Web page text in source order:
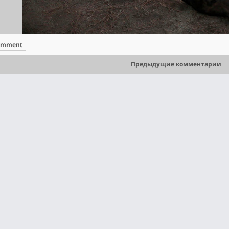
Предыдущие комментарии